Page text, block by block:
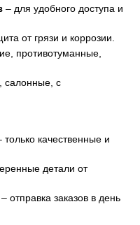
– для удобного доступа и
от грязи и коррозии.
противотуманные,
салонные, с
только качественные и
детали от
– отправка заказов в день